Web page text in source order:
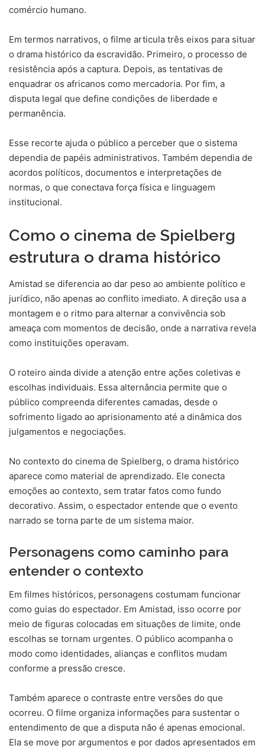
comércio humano.
Em termos narrativos, o filme articula três eixos para situar
o drama histórico da escravidão. Primeiro, o processo de
resistência após a captura. Depois, as tentativas de
enquadrar os africanos como mercadoria. Por fim, a
disputa legal que define condições de liberdade e
permanência.
Esse recorte ajuda o público a perceber que o sistema
dependia de papéis administrativos. Também dependia de
acordos políticos, documentos e interpretações de
normas, o que conectava força física e linguagem
institucional.
Como o cinema de Spielberg
estrutura o drama histórico
Amistad se diferencia ao dar peso ao ambiente político e
jurídico, não apenas ao conflito imediato. A direção usa a
montagem e o ritmo para alternar a convivência sob
ameaça com momentos de decisão, onde a narrativa revela
como instituições operavam.
O roteiro ainda divide a atenção entre ações coletivas e
escolhas individuais. Essa alternância permite que o
público compreenda diferentes camadas, desde o
sofrimento ligado ao aprisionamento até a dinâmica dos
julgamentos e negociações.
No contexto do cinema de Spielberg, o drama histórico
aparece como material de aprendizado. Ele conecta
emoções ao contexto, sem tratar fatos como fundo
decorativo. Assim, o espectador entende que o evento
narrado se torna parte de um sistema maior.
Personagens como caminho para
entender o contexto
Em filmes históricos, personagens costumam funcionar
como guias do espectador. Em Amistad, isso ocorre por
meio de figuras colocadas em situações de limite, onde
escolhas se tornam urgentes. O público acompanha o
modo como identidades, alianças e conflitos mudam
conforme a pressão cresce.
Também aparece o contraste entre versões do que
ocorreu. O filme organiza informações para sustentar o
entendimento de que a disputa não é apenas emocional.
Ela se move por argumentos e por dados apresentados em